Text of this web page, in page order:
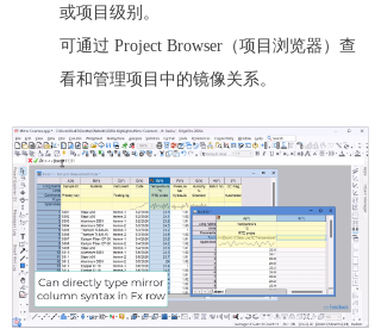
或项目级别。
可通过 Project Browser（项目浏览器）查
看和管理项目中的镜像关系。